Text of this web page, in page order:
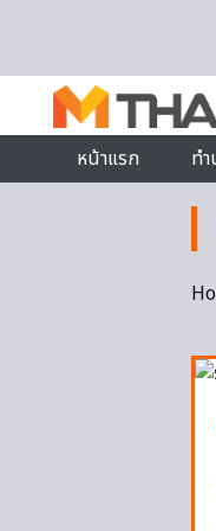
หน้าแรก
ท